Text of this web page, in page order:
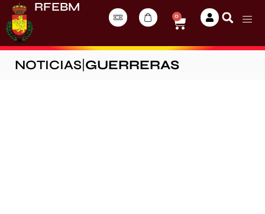
RFEBM
0
NOTICIAS GUERRERAS